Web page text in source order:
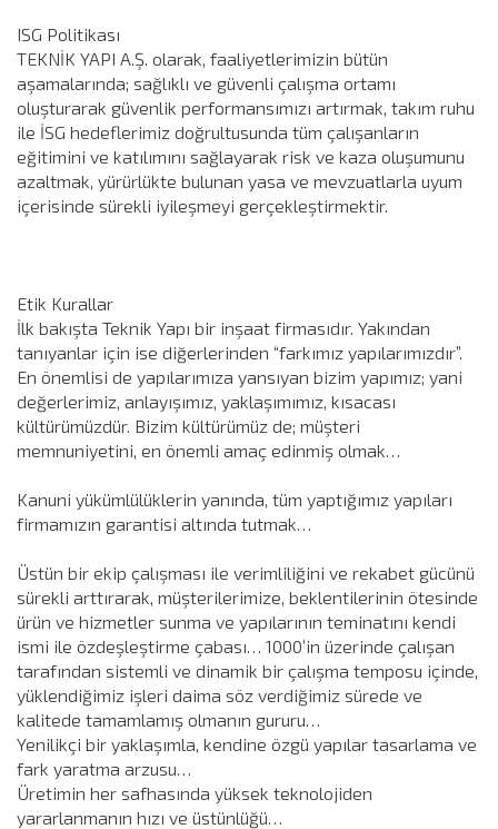
ISG Politikası
TEKNİK YAPI A.Ş. olarak, faaliyetlerimizin bütün
aşamalarında; sağlıklı ve güvenli çalışma ortamı
oluşturarak güvenlik performansımızı artırmak, takım ruhu
ile İSG hedeflerimiz doğrultusunda tüm çalışanların
eğitimini ve katılımını sağlayarak risk ve kaza oluşumunu
azaltmak, yürürlükte bulunan yasa ve mevzuatlarla uyum
içerisinde sürekli iyileşmeyi gerçekleştirmektir.
Etik Kurallar
İlk bakışta Teknik Yapı bir inşaat firmasıdır. Yakından
tanıyanlar için ise diğerlerinden “farkımız yapılarımızdır”.
En önemlisi de yapılarımıza yansıyan bizim yapımız; yani
değerlerimiz, anlayışımız, yaklaşımımız, kısacası
kültürümüzdür. Bizim kültürümüz de; müşteri
memnuniyetini, en önemli amaç edinmiş olmak…
Kanuni yükümlülüklerin yanında, tüm yaptığımız yapıları
firmamızın garantisi altında tutmak…
Üstün bir ekip çalışması ile verimliliğini ve rekabet gücünü
sürekli arttırarak, müşterilerimize, beklentilerinin ötesinde
ürün ve hizmetler sunma ve yapılarının teminatını kendi
ismi ile özdeşleştirme çabası… 1000’in üzerinde çalışan
tarafından sistemli ve dinamik bir çalışma temposu içinde,
yüklendiğimiz işleri daima söz verdiğimiz sürede ve
kalitede tamamlamış olmanın gururu…
Yenilikçi bir yaklaşımla, kendine özgü yapılar tasarlama ve
fark yaratma arzusu…
Üretimin her safhasında yüksek teknolojiden
yararlanmanın hızı ve üstünlüğü…